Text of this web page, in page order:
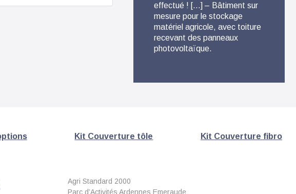
effectué ! […] – Bâtiment sur
mesure pour le stockage
matériel agricole, avec toiture
recevant des panneaux
photovoltaïque.
Kit Couverture tôle Kit Couverture fibro
Agri Standard 2000
Parc d’Activités Ardennes Emeraude